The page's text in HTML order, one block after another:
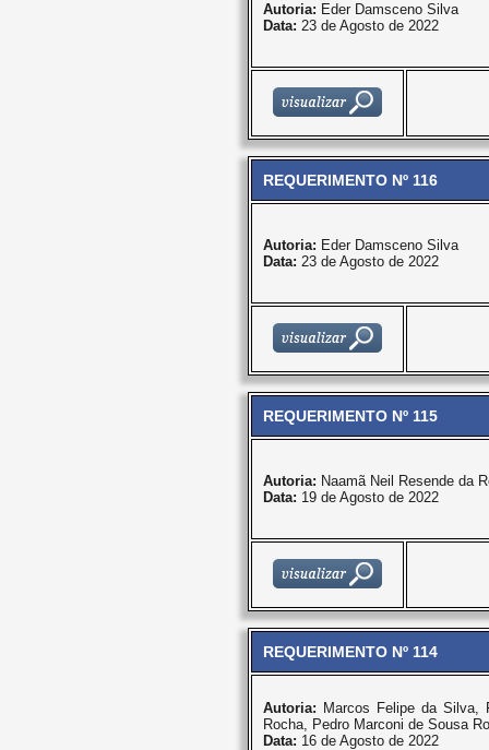
Autoria: Eder Damsceno Silva
Data: 23 de Agosto de 2022
REQUERIMENTO Nº 116
Autoria: Eder Damsceno Silva
Data: 23 de Agosto de 2022
REQUERIMENTO Nº 115
Autoria: Naamã Neil Resende da
Data: 19 de Agosto de 2022
REQUERIMENTO Nº 114
Autoria: Marcos Felipe da Silva,
Rocha, Pedro Marconi de Sousa
Data: 16 de Agosto de 2022